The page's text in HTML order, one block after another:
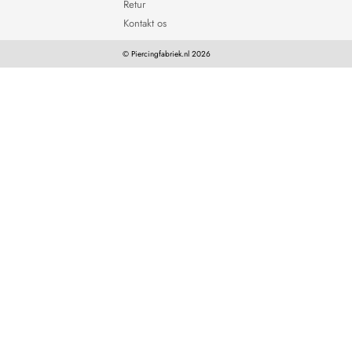
Retur
Kontakt os
© Piercingfabriek.nl 2026